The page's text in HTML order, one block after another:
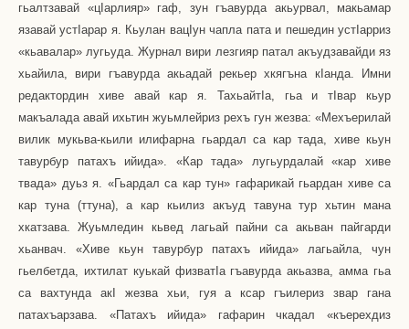
гьалтзавай «цI арлияр» гаф, зун гъавурда акьурвал, макьамар
язавай уст Iарар я. Кьулан вацI ун чапла пата и пешедин уст Iарриз
«кьавалар» лугьуда. Журнал вири лезгияр патал акъудзавайди яз
хьайила, вири гъавурда акьадай рекьер хкягъна кI анда. Имни
редактордин хиве авай кар я. ТахьайтI а, гьа и т вар кьур
макъалада авай ихьтин жуьмлейриз рехъ гун жезва: «Мехъерилай
вилик мукьва-кьили илифарна гьардал са кар тада, хиве кьун
тавурбур патахъ ийида». «Кар тада» лугьурдалай «кар хиве
твада» дуьз я. «Гьардал са кар тун» гафарикай гьардан хиве са
кар туна (ттуна), а кар кьилиз акъуд тавуна тур хьтин мана
хкатзава. Жуьмледин кьвед лагьай пайни са акьван пайгарди
хьанвач. «Хиве кьун тавурбур патахъ ийида» лагьайла, чун
гьелбетда, ихтилат куькай физватI а гъавурда акьазва, амма гьа
са вахтунда акI
жезва хьи, гуя а ксар гъилериз звар гана
патахъарзава. «Патахъ ийида» гафарин чкадал «къерехдиз